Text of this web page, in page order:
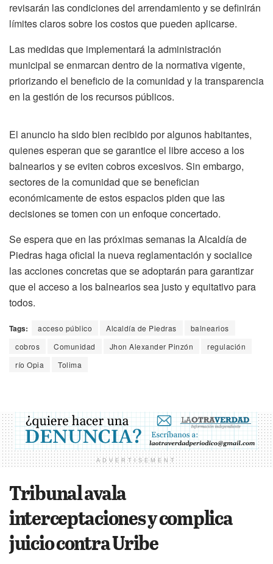
revisarán las condiciones del arrendamiento y se definirán
límites claros sobre los costos que pueden aplicarse.
Las medidas que implementará la administración
municipal se enmarcan dentro de la normativa vigente,
priorizando el beneficio de la comunidad y la transparencia
en la gestión de los recursos públicos.
El anuncio ha sido bien recibido por algunos habitantes,
quienes esperan que se garantice el libre acceso a los
balnearios y se eviten cobros excesivos. Sin embargo,
sectores de la comunidad que se benefician
económicamente de estos espacios piden que las
decisiones se tomen con un enfoque concertado.
Se espera que en las próximas semanas la Alcaldía de
Piedras haga oficial la nueva reglamentación y socialice
las acciones concretas que se adoptarán para garantizar
que el acceso a los balnearios sea justo y equitativo para
todos.
Tags: acceso público Alcaldía de Piedras
balnearios
cobros
Comunidad Jhon Alexander Pinzón
regulación
río Opia
Tolima
ADVERTISEMENT
Tribunal avala
interceptaciones y complica
juicio contra Uribe